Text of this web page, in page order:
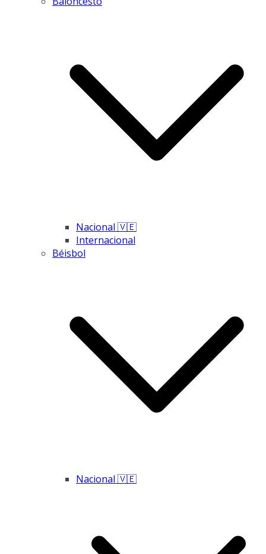
Nacional 🇻🇪
Internacional
Béisbol
Nacional 🇻🇪